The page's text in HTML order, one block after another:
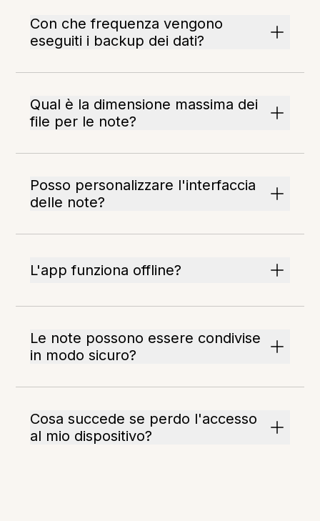
Con che frequenza vengono
eseguiti i backup dei dati?
Qual è la dimensione massima dei
file per le note?
Posso personalizzare l'interfaccia
delle note?
L'app funziona offline?
Le note possono essere condivise
in modo sicuro?
Cosa succede se perdo l'accesso
al mio dispositivo?